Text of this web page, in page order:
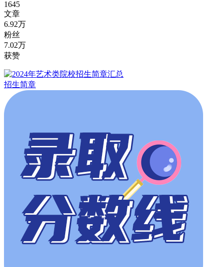
1645
文章
6.92万
粉丝
7.02万
获赞
招生简章